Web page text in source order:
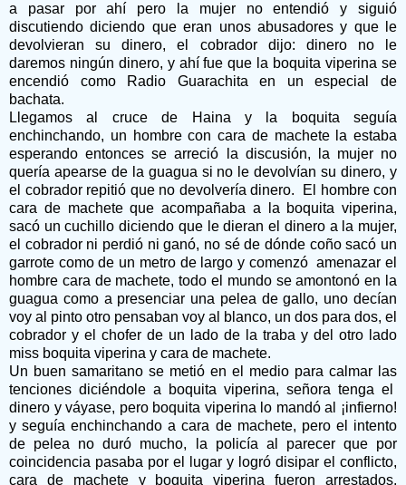
a pasar por ahí pero la mujer no entendió y siguió
discutiendo diciendo que eran unos abusadores y que le
devolvieran su dinero, el cobrador dijo: dinero no le
daremos ningún dinero, y ahí fue que la boquita viperina se
encendió como Radio Guarachita en un especial de
bachata.
Llegamos al cruce de Haina y la boquita seguía
enchinchando, un hombre con cara de machete la estaba
esperando entonces se arreció la discusión, la mujer no
quería apearse de la guagua si no le devolvían su dinero, y
el cobrador repitió que no devolvería dinero.
El hombre con
cara de machete que acompañaba a la boquita viperina,
sacó un cuchillo diciendo que le dieran el dinero a la mujer,
el cobrador ni perdió ni ganó, no sé de dónde coño sacó un
garrote como de un metro de largo y comenzó amenazar el
hombre cara de machete, todo el mundo se amontonó en la
guagua como a presenciar una pelea de gallo, uno decían
voy al pinto otro pensaban voy al blanco, un dos para dos, el
cobrador y el chofer de un lado de la traba y del otro lado
miss boquita viperina y cara de machete.
Un buen samaritano se metió en el medio para calmar las
tenciones diciéndole a boquita viperina, señora tenga el
dinero y váyase, pero boquita viperina lo mandó al ¡infierno!
y seguía enchinchando a cara de machete, pero el intento
de pelea no duró mucho, la policía al parecer que por
coincidencia pasaba por el lugar y logró disipar el conflicto,
cara de machete y boquita viperina fueron arrestados,